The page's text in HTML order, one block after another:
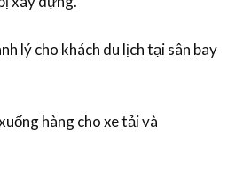
lý cho khách du lịch tại sân bay
hàng cho xe tải và